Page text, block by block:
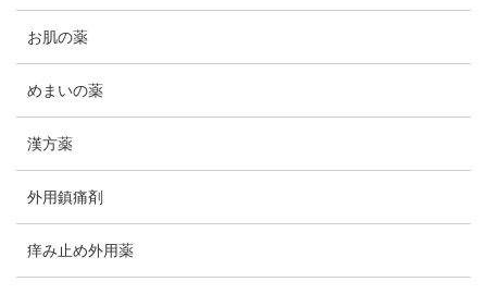
お肌の薬
めまいの薬
漢方薬
外用鎮痛剤
痒み止め外用薬